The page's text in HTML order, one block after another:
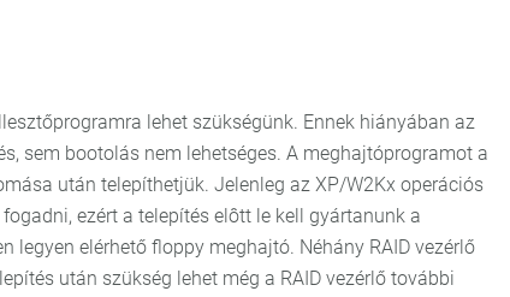
lehet szükségünk. Ennek hiányában az
sem bootolás nem lehetséges. A meghajtóprogramot a
után telepíthetjük. Jelenleg az XP/W2Kx operációs
ezért a telepítés elôtt le kell gyártanunk a
legyen elérhető floppy meghajtó. Néhány RAID vezérlő
után szükség lehet még a RAID vezérlő további